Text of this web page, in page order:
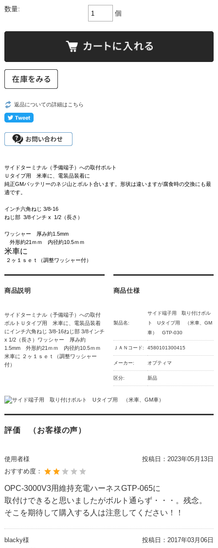
数量:
個
返品についての詳細はこちら
サイドターミナル（予備端子）への取付ボルト
Ｕタイプ用 米車に、電装品装着に
純正GMバッテリーのネジ山とボルト合います。形状は違いますが腐食時の交換にも最
適です。
インチ六角ねじ 3/8-16
ねじ部 3/8インチ x 1/2（長さ）
ワッシャー 厚み約1.5mm
外形約21ｍｍ 内径約10.5ｍｍ
米車に
２ヶ１ｓｅｔ（調整ワッシャー付）
商品説明
サイドターミナル（予備端子）への取付
ボルトＵタイプ用 米車に、電装品装着
にインチ六角ねじ 3/8-16ねじ部 3/8インチ
x 1/2（長さ）ワッシャー 厚み約
1.5mm 外形約21ｍｍ 内径約10.5ｍｍ
米車に ２ヶ１ｓｅｔ（調整ワッシャー
付）
商品仕様
製品名:
サイド端子用 取り付けボル
ト Uタイプ用 （米車、GM
車） GTP-030
ＪＡＮコード: 4580101300415
メーカー: オプティマ
区分: 新品
評価 （お客様の声）
使用者様 投稿日： 2023年05月13日
おすすめ度：
OPC-3000V3用維持充電ハーネスGTP-065に
取付けできると思いましたがボルト通らず・・・。残念。
そこを期待して購入する人は注意してください！！
blacky様 投稿日： 2017年03月06日